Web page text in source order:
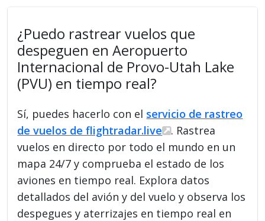
¿Puedo rastrear vuelos que
despeguen en Aeropuerto
Internacional de Provo-Utah Lake
(PVU) en tiempo real?
Sí, puedes hacerlo con el servicio de rastreo
de vuelos de flightradar.live
. Rastrea
vuelos en directo por todo el mundo en un
mapa 24/7 y comprueba el estado de los
aviones en tiempo real. Explora datos
detallados del avión y del vuelo y observa los
despegues y aterrizajes en tiempo real en